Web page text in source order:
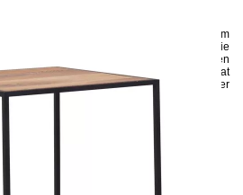
Kollektion SKOG, die in einem
wirkt sehr leicht und harmonisch. Die
Metallgestell, das aus quadratischen Profilen
Die Tischplatte aus Eiche-Rustikal
hat
einen ganz eigenen Charakter
Unikat.